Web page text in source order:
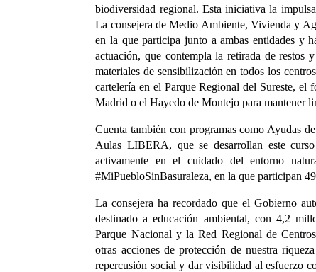
biodiversidad regional. Esta iniciativa la
La consejera de Medio Ambiente, Vivienda y
en la que participa junto a ambas entidades y
actuación, que contempla la retirada de restos
materiales de sensibilización en todos los
cartelería en el Parque Regional del Sureste, el
Madrid o el Hayedo de Montejo para mantener
Cuenta también con programas como Ayudas
Aulas LIBERA, que se desarrollan este
activamente en el cuidado del entorno
#MiPuebloSinBasuraleza, en la que participan
La consejera ha recordado que el Gobierno
destinado a educación ambiental, con 4,2
Parque Nacional y la Red Regional de
otras acciones de protección de nuestra
repercusión social y dar visibilidad al esfuerzo